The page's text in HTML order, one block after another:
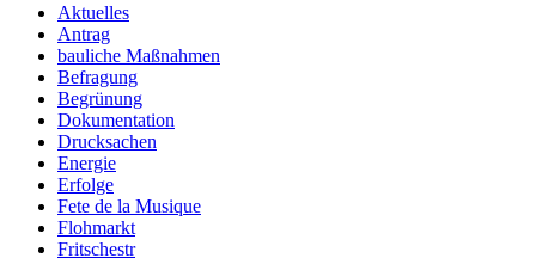
Aktuelles
Antrag
bauliche Maßnahmen
Befragung
Begrünung
Dokumentation
Drucksachen
Energie
Erfolge
Fete de la Musique
Flohmarkt
Fritschestr